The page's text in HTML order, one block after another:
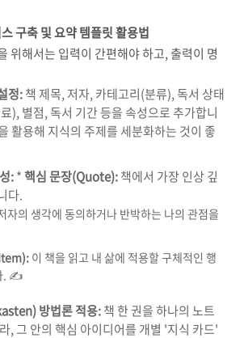
구축 및 요약 템플릿 활용법
위해서는 입력이 간편해야 하고, 출력이 명
정:책 제목, 저자, 카테고리(분류), 독서 상태
), 별점, 독서 기간 등을 속성으로 추가합니
활용해 지식의 주제를 세분화하는 것이 좋
:*핵심 문장(Quote):책에서 가장 인상 깊
다.
자의 생각에 동의하거나 반박하는 나의 관점을
이 책을 읽고 내 삶에 적용할 구체적인 행
. ✍️
방법론 적용:책 한 권을 하나의 노트
, 그 안의 핵심 아이디어를 개별 '지식 카드'